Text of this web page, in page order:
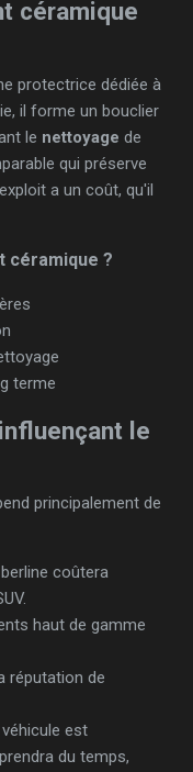
céramique
protectrice dédiée à
il forme un bouclier
le nettoyage de
qui préserve
a un coût, qu'il
céramique ?
terme
le
principalement de
berline coûtera
haut de gamme
réputation de
est
du temps,